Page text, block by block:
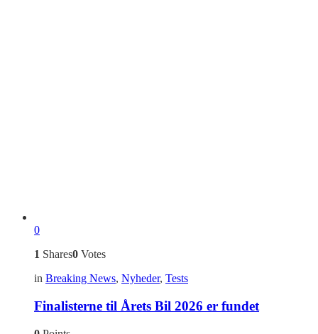
0
1 Shares0 Votes
in Breaking News, Nyheder, Tests
Finalisterne til Årets Bil 2026 er fundet